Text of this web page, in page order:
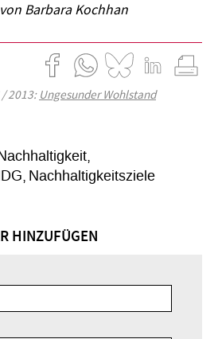
Barbara Kochhan
/ 2013: Ungesunder Wohlstand
Nachhaltigkeitsziele
HINZUFÜGEN